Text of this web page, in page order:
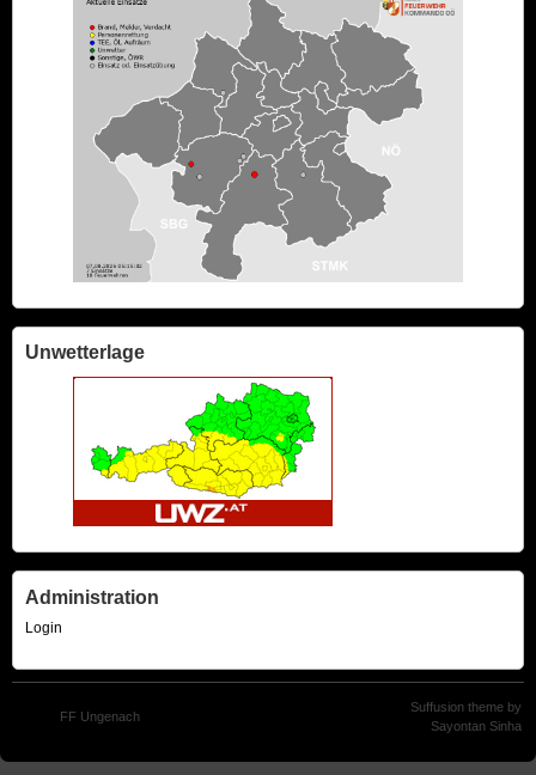
Unwetterlage
Administration
Login
FF Ungenach
Suffusion theme by
Sayontan Sinha